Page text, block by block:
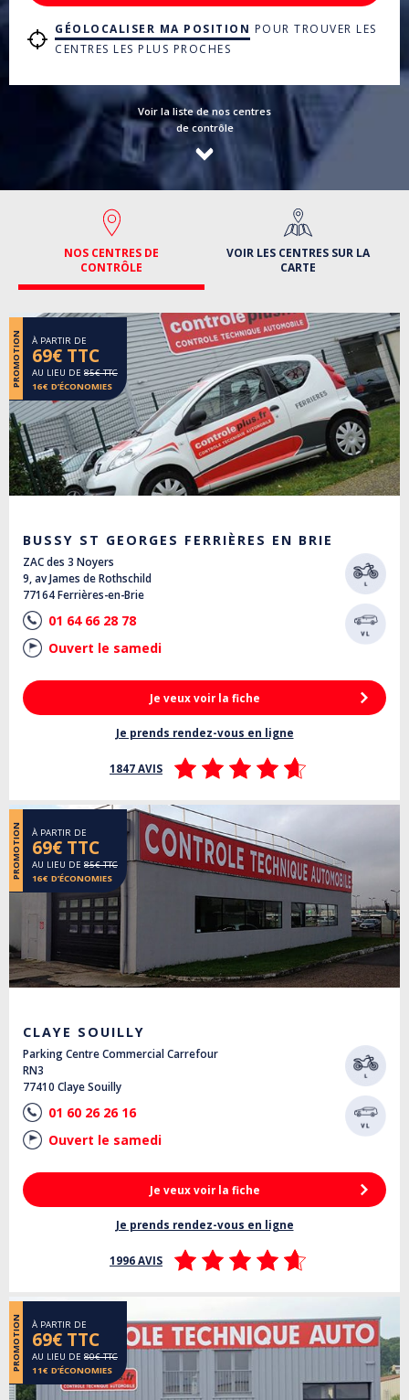
GÉOLOCALISER MA POSITION POUR TROUVER LES
CENTRES LES PLUS PROCHES
Voir la liste de nos centres
de contrôle
NOS CENTRES DE
CONTRÔLE
VOIR LES CENTRES SUR LA
CARTE
PROMOTION À PARTIR DE
69€ TTC
AU LIEU DE 85€ TTC
16€ D’ÉCONOMIES
BUSSY ST GEORGES FERRIÈRES EN BRIE
ZAC des 3 Noyers
9, av James de Rothschild
77164 Ferrières-en-Brie
01 64 66 28 78
Ouvert le samedi
Je veux voir la fiche
Je prends rendez-vous en ligne
1847 AVIS
PROMOTION À PARTIR DE
69€ TTC
AU LIEU DE 85€ TTC
16€ D’ÉCONOMIES
CLAYE SOUILLY
Parking Centre Commercial Carrefour
RN3
77410 Claye Souilly
01 60 26 26 16
Ouvert le samedi
Je veux voir la fiche
Je prends rendez-vous en ligne
1996 AVIS
PROMOTION À PARTIR DE
69€ TTC
AU LIEU DE 80€ TTC
11€ D’ÉCONOMIES